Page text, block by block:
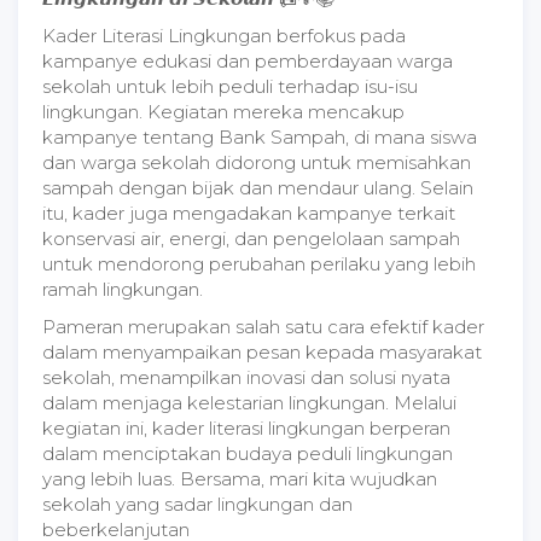
Kader Literasi Lingkungan berfokus pada
kampanye edukasi dan pemberdayaan warga
sekolah untuk lebih peduli terhadap isu-isu
lingkungan. Kegiatan mereka mencakup
kampanye tentang Bank Sampah, di mana siswa
dan warga sekolah didorong untuk memisahkan
sampah dengan bijak dan mendaur ulang. Selain
itu, kader juga mengadakan kampanye terkait
konservasi air, energi, dan pengelolaan sampah
untuk mendorong perubahan perilaku yang lebih
ramah lingkungan.
Pameran merupakan salah satu cara efektif kader
dalam menyampaikan pesan kepada masyarakat
sekolah, menampilkan inovasi dan solusi nyata
dalam menjaga kelestarian lingkungan. Melalui
kegiatan ini, kader literasi lingkungan berperan
dalam menciptakan budaya peduli lingkungan
yang lebih luas. Bersama, mari kita wujudkan
sekolah yang sadar lingkungan dan
beberkelanjutan